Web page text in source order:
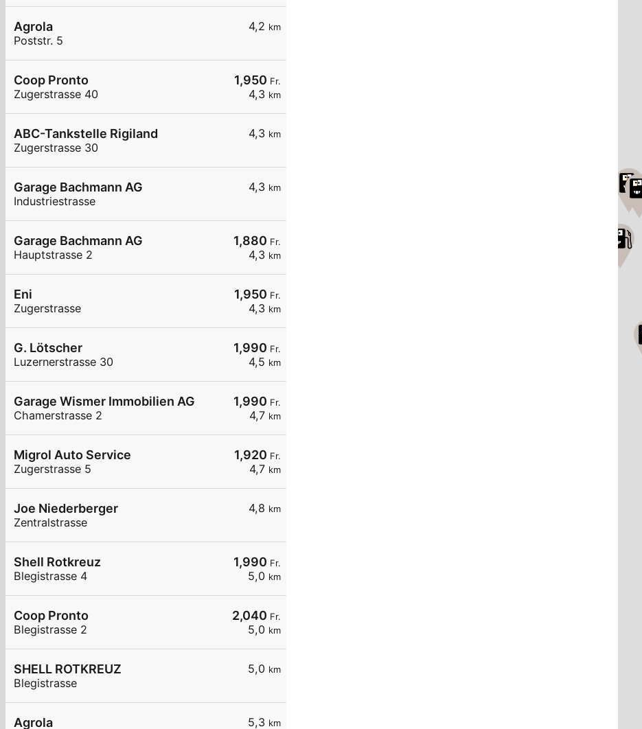
4,2 km
Agrola
Poststr. 5
1,950 Fr.
4,3 km
Coop Pronto
Zugerstrasse 40
4,3 km
ABC-Tankstelle Rigiland
Zugerstrasse 30
4,3 km
Garage Bachmann AG
Industriestrasse
1,880 Fr.
4,3 km
Garage Bachmann AG
Hauptstrasse 2
1,950 Fr.
4,3 km
Eni
Zugerstrasse
1,990 Fr.
4,5 km
G. Lötscher
Luzernerstrasse 30
1,990 Fr.
4,7 km
Garage Wismer Immobilien AG
Chamerstrasse 2
1,920 Fr.
4,7 km
Migrol Auto Service
Zugerstrasse 5
4,8 km
Joe Niederberger
Zentralstrasse
1,990 Fr.
5,0 km
Shell Rotkreuz
Blegistrasse 4
2,040 Fr.
5,0 km
Coop Pronto
Blegistrasse 2
5,0 km
SHELL ROTKREUZ
Blegistrasse
5,3 km
Agrola